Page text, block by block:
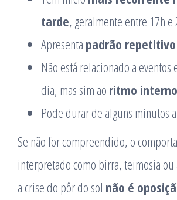
tarde, geralmente entre 17h e
Apresenta padrão
Não está relacionado a eventos
dia, mas sim ao ritmo
Pode durar de alguns minutos
Se não for compreendido, o
interpretado como birra, teimosia
a crise do pôr do sol não é